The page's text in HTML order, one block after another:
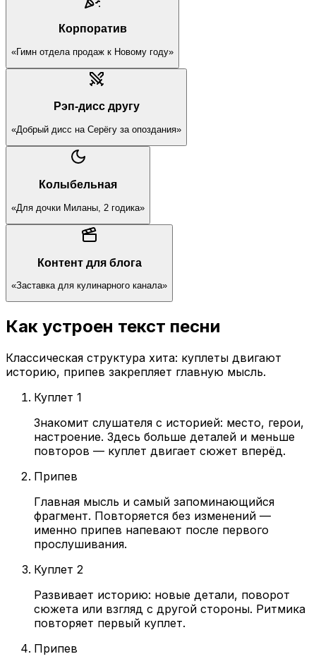
Корпоратив
«Гимн отдела продаж к Новому году»
Рэп-дисс другу
«Добрый дисс на Серёгу за опоздания»
Колыбельная
«Для дочки Миланы, 2 годика»
Контент для блога
«Заставка для кулинарного канала»
Как устроен текст песни
Классическая структура хита: куплеты двигают
историю, припев закрепляет главную мысль.
Куплет 1
Знакомит слушателя с историей: место, герои,
настроение. Здесь больше деталей и меньше
повторов — куплет двигает сюжет вперёд.
Припев
Главная мысль и самый запоминающийся
фрагмент. Повторяется без изменений —
именно припев напевают после первого
прослушивания.
Куплет 2
Развивает историю: новые детали, поворот
сюжета или взгляд с другой стороны. Ритмика
повторяет первый куплет.
Припев